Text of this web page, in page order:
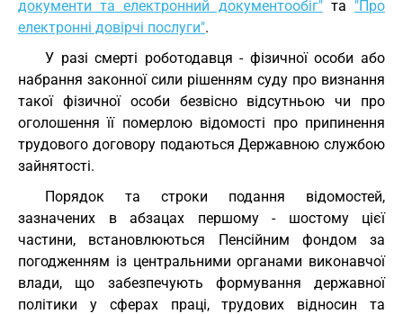
документи та електронний документообіг"та "Про
електронні довірчі послуги".
У разі смерті роботодавця - фізичної особи або
набрання законної сили рішенням суду про визнання
такої фізичної особи безвісно відсутньою чи про
оголошення її померлою відомості про припинення
трудового договору подаються Державною службою
зайнятості.
Порядок та строки подання відомостей,
зазначених в абзацах першому - шостому цієї
частини, встановлюються Пенсійним фондом за
погодженням із центральними органами виконавчої
влади, що забезпечують формування державної
політики у сферах праці, трудових відносин та